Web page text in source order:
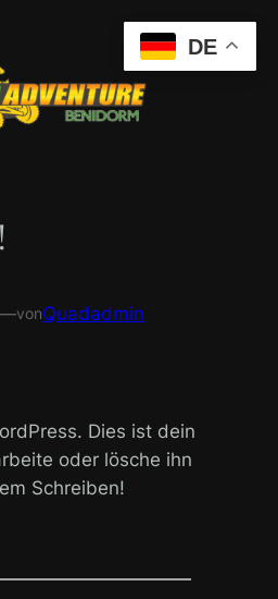
vonQuadadmin
Dies ist dein
oder lösche ihn
Schreiben!
DE